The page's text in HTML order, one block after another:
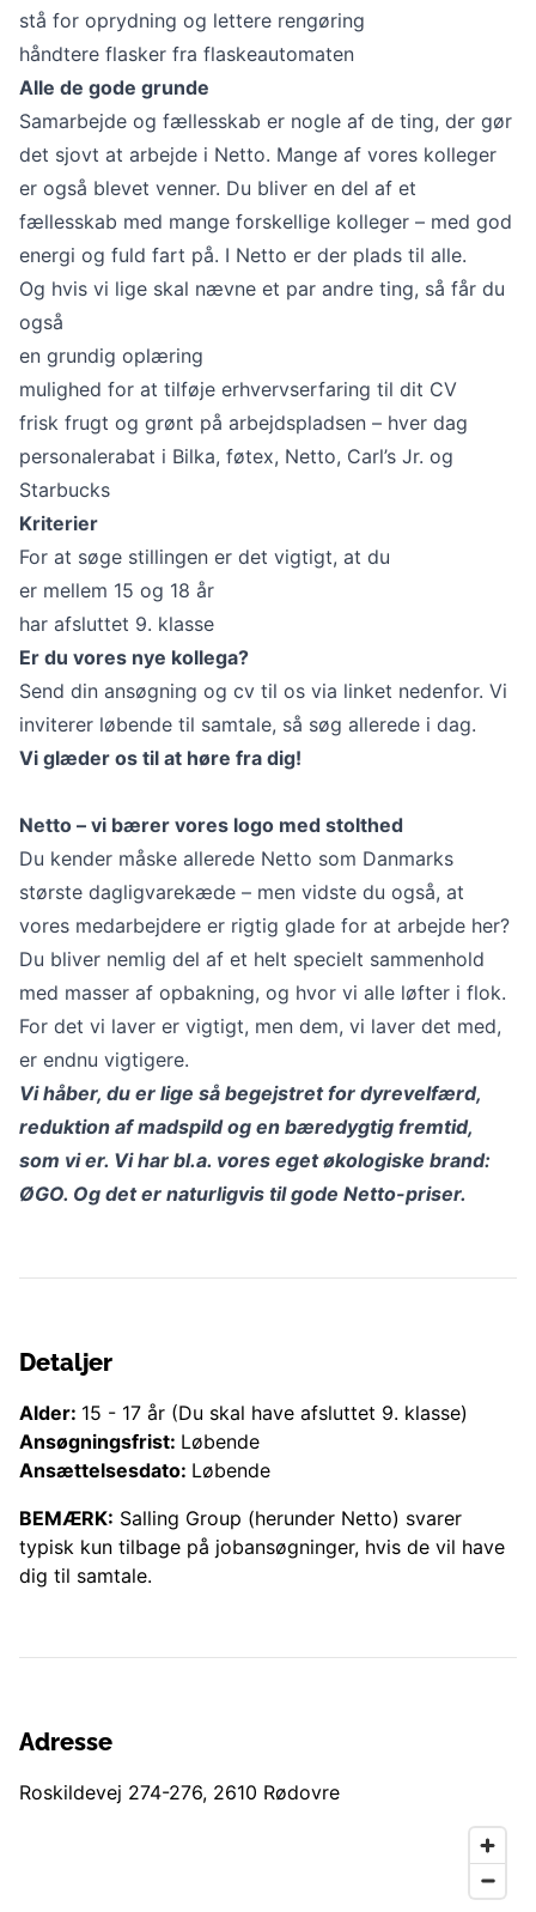
stå for oprydning og lettere rengøring
håndtere flasker fra flaskeautomaten
Alle de gode grunde
Samarbejde og fællesskab er nogle af de ting, der gør
det sjovt at arbejde i Netto. Mange af vores kolleger
er også blevet venner. Du bliver en del af et
fællesskab med mange forskellige kolleger – med god
energi og fuld fart på. I Netto er der plads til alle.
Og hvis vi lige skal nævne et par andre ting, så får du
også
en grundig oplæring
mulighed for at tilføje erhvervserfaring til dit CV
frisk frugt og grønt på arbejdspladsen – hver dag
personalerabat i Bilka, føtex, Netto, Carl’s Jr. og
Starbucks
Kriterier
For at søge stillingen er det vigtigt, at du
er mellem 15 og 18 år
har afsluttet 9. klasse
Er du vores nye kollega?
Send din ansøgning og cv til os via linket nedenfor. Vi
inviterer løbende til samtale, så søg allerede i dag.
Vi glæder os til at høre fra dig!
Netto – vi bærer vores logo med stolthed
Du kender måske allerede Netto som Danmarks
største dagligvarekæde – men vidste du også, at
vores medarbejdere er rigtig glade for at arbejde her?
Du bliver nemlig del af et helt specielt sammenhold
med masser af opbakning, og hvor vi alle løfter i flok.
For det vi laver er vigtigt, men dem, vi laver det med,
er endnu vigtigere.
Vi håber, du er lige så begejstret for dyrevelfærd,
reduktion af madspild og en bæredygtig fremtid,
som vi er. Vi har bl.a. vores eget økologiske brand:
ØGO. Og det er naturligvis til gode Netto-priser.
Detaljer
Alder: 15 - 17 år (Du skal have afsluttet 9. klasse)
Ansøgningsfrist: Løbende
Ansættelsesdato: Løbende
BEMÆRK: Salling Group (herunder Netto) svarer
typisk kun tilbage på jobansøgninger, hvis de vil have
dig til samtale.
Adresse
Roskildevej 274-276, 2610 Rødovre